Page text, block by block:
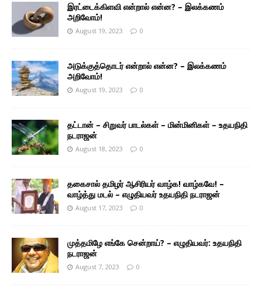
இரட்டைக்கிளவி என்றால் என்ன? – இலக்கணம்
அறிவோம்!
August 19, 2023 0
அடுக்குத்தொடர் என்றால் என்ன? – இலக்கணம்
அறிவோம்!
August 19, 2023 0
தட்டான் – சிறுவர் பாடல்கள் – மின்மினிகள் – உதயநிதி
நடராஜன்
August 18, 2023 0
தகைசால் தமிழர் ஆசிரியர் வாழ்க! வாழ்கவே! –
வாழ்த்து மடல் – எழுதியவர் உதயநிதி நடராஜன்
August 17, 2023 0
முத்தமிழே எங்கே சென்றாய்? – எழுதியவர்: உதயநிதி
நடராஜன்
August 7, 2023 0